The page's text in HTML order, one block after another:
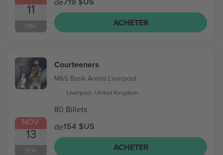
11
DIM.
ACHETER
NOV.
13
VEN.
Courteeners
M&S Bank Arena Liverpool
Liverpool, United Kingdom
80 Billets
de154 $US
ACHETER